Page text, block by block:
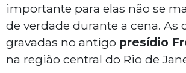
importante para elas não se
de verdade durante a cena. As
gravadas no antigo presídio
na região central do Rio de